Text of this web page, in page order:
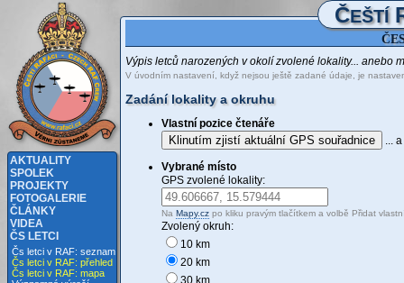
AKTUALITY
SPOLEK
PROJEKTY
FOTOGALERIE
ČLÁNKY
VIDEA
ČS LETCI
Čs letci v RAF: seznam
Čs letci v RAF: přehled
Čs letci v RAF: mapa
ČEŠTÍ
Výpis letců narozených v okolí zvolené lokality... anebo
V úvodním nastavení, když nejsou ještě zadané údaje, je
Zadání lokality a okruhu
Vlastní pozice čtenáře
Klinutím zjistí aktuální GPS souřadnice ...
Vybrané místo
GPS zvolené lokality:
Na Mapy.cz po kliku pravým tlačítkem a volbě Přidat
Zvolený okruh:
10 km
20 km
30 km